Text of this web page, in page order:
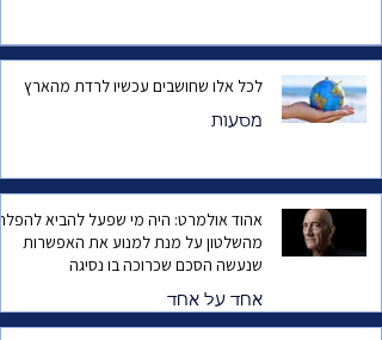
לכל אלו שחושבים עכשיו לרדת מהארץ
מסעות
אהוד אולמרט: היה מי שפעל להביא
מהשלטון על מנת למנוע את האפשרות
שנעשה הסכם שכרוכה בו נסיגה
אחד על אחד